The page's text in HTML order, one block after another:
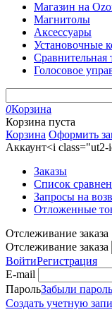
Магазин на
Магнитолы
Аксессуары
Установочные
Сравнительная
Голосовое
0Корзина
Корзина пуста
Корзина Оформить
Аккаунт<i
Заказы
Список
Запросы на
Отложенные
Отслеживание заказа
Отслеживание заказа
ВойтиРегистрация
E-mail
ПарольЗабыли
Создать учетную